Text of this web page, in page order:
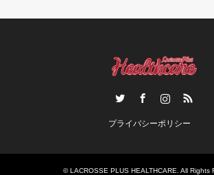
RSS
プライバシーポリシー
©LACROSSE PLUS HEALTHCARE. All Rights